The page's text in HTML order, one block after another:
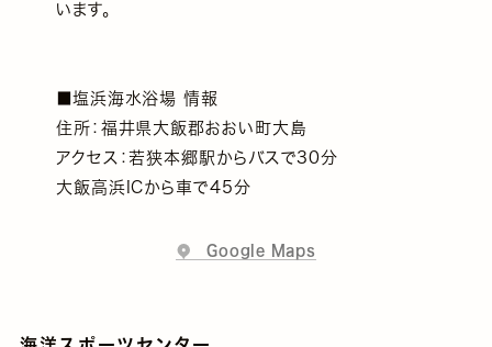
います。
■塩浜海水浴場 情報
住所：福井県大飯郡おおい町大島
アクセス：若狭本郷駅からバスで30分
大飯高浜ICから車で45分
Google Maps